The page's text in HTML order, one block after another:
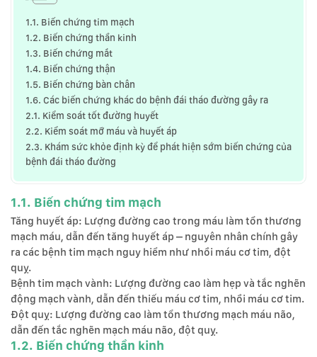
1.1. Biến chứng tim mạch
1.2. Biến chứng thần kinh
1.3. Biến chứng mắt
1.4. Biến chứng thận
1.5. Biến chứng bàn chân
1.6. Các biến chứng khác do bệnh đái tháo đường gây ra
2.1. Kiểm soát tốt đường huyết
2.2. Kiểm soát mỡ máu và huyết áp
2.3. Khám sức khỏe định kỳ để phát hiện sớm biến chứng của
bệnh đái tháo đường
1.1. Biến chứng tim mạch
Tăng huyết áp: Lượng đường cao trong máu làm tổn thương
mạch máu, dẫn đến tăng huyết áp – nguyên nhân chính gây
ra các bệnh tim mạch nguy hiểm như nhồi máu cơ tim, đột
quỵ.
Bệnh tim mạch vành: Lượng đường cao làm hẹp và tắc nghẽn
động mạch vành, dẫn đến thiếu máu cơ tim, nhồi máu cơ tim.
Đột quỵ: Lượng đường cao làm tổn thương mạch máu não,
dẫn đến tắc nghẽn mạch máu não, đột quỵ.
1.2. Biến chứng thần kinh